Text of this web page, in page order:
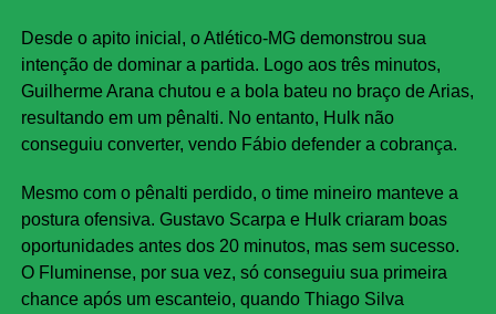
Desde o apito inicial, o Atlético-MG demonstrou sua
intenção de dominar a partida. Logo aos três minutos,
Guilherme Arana chutou e a bola bateu no braço de Arias,
resultando em um pênalti. No entanto, Hulk não
conseguiu converter, vendo Fábio defender a cobrança.
Mesmo com o pênalti perdido, o time mineiro manteve a
postura ofensiva. Gustavo Scarpa e Hulk criaram boas
oportunidades antes dos 20 minutos, mas sem sucesso.
O Fluminense, por sua vez, só conseguiu sua primeira
chance após um escanteio, quando Thiago Silva